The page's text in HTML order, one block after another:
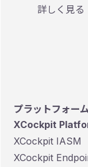
速かつ効果
詳しく見る
プラットフォー
XCockpit
XCockpit IASM
XCockpit